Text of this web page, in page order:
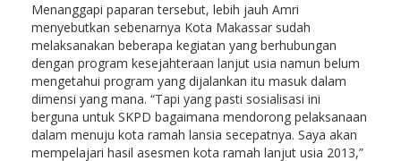
Menanggapi paparan tersebut, lebih jauh Amri
menyebutkan sebenarnya Kota Makassar sudah
melaksanakan beberapa kegiatan yang berhubungan
dengan program kesejahteraan lanjut usia namun belum
mengetahui program yang dijalankan itu masuk dalam
dimensi yang mana. “Tapi yang pasti sosialisasi ini
berguna untuk SKPD bagaimana mendorong pelaksanaan
dalam menuju kota ramah lansia secepatnya. Saya akan
mempelajari hasil asesmen kota ramah lanjut usia 2013,”